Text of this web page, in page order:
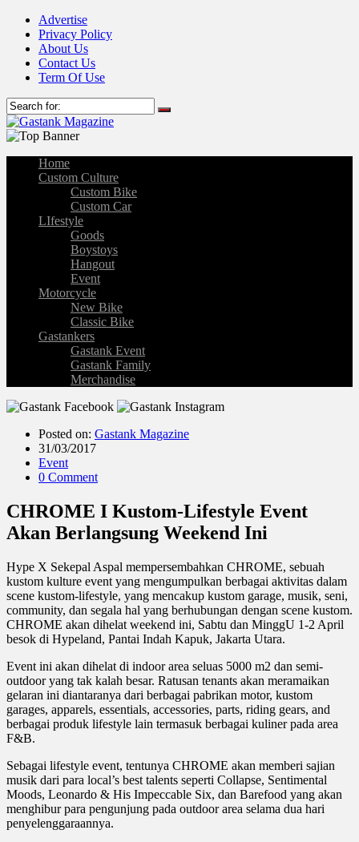
Advertise
Privacy Policy
About Us
Contact Us
Term Of Use
Home
Custom Culture
Custom Bike
Custom Car
LIfestyle
Goods
Boystoys
Hangout
Event
Motorcycle
New Bike
Classic Bike
Gastankers
Gastank Event
Gastank Family
Merchandise
Posted on: Gastank Magazine
31/03/2017
Event
0 Comment
CHROME I Kustom-Lifestyle Event
Akan Berlangsung Weekend Ini
Hype X Sekepal Aspal mempersembahkan CHROME, sebuah
kustom kulture event yang mengumpulkan berbagai aktivitas dalam
scene kustom-lifestyle, yang mencakup kustom garage, musik, seni,
community, dan segala hal yang berhubungan dengan scene kustom.
CHROME akan dihelat weekend ini, Sabtu dan MinggU 1-2 April
besok di Hypeland, Pantai Indah Kapuk, Jakarta Utara.
Event ini akan dihelat di indoor area seluas 5000 m2 dan semi-
outdoor yang tak kalah besar. Ratusan tenants akan meramaikan
gelaran ini diantaranya dari berbagai pabrikan motor, kustom
garages, apparels, essentials, accessories, parts, riding gears, and
berbagai produk lifestyle lain termasuk berbagai kuliner pada area
F&B.
Sebagai lifestyle event, tentunya CHROME akan memberi sajian
musik dari para local’s best talents seperti Collapse, Sentimental
Moods, Leonardo & His Impeccable Six, dan Barefood yang akan
menghibur para pengunjung pada outdoor area selama dua hari
penyelenggaraannya.